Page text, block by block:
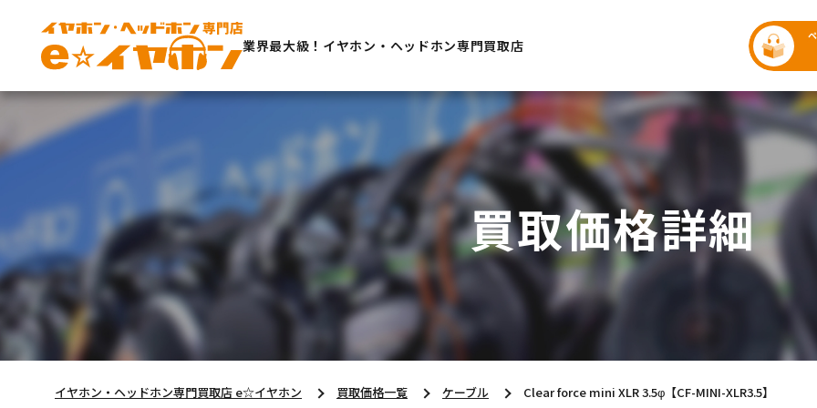
業界最大級！イヤホン・ヘッドホン専門買取店
買取価格詳細
イヤホン・ヘッドホン専門買取店 e☆イヤホン 買取価格一覧 ケーブル Clear force mini XLR 3.5φ【CF-MINI-XLR3.5】